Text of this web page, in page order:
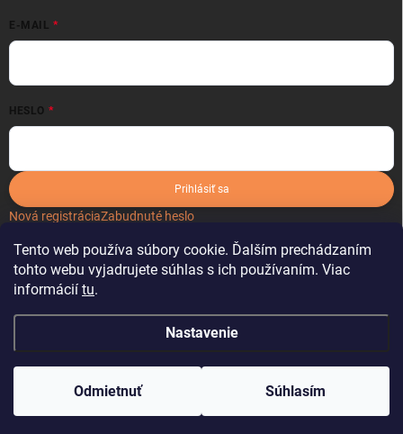
Tento web používa súbory cookie. Ďalším prechádzaním
tohto webu vyjadrujete súhlas s ich používaním. Viac
informácií tu.
Nastavenie
Odmietnuť Súhlasím
E-MAIL
HESLO
Prihlásiť sa
Nová registráciaZabudnuté heslo
Vytvoril Shoptet
Copyright 2026 kartonoveobaly.sk . Všetky práva vyhradené.